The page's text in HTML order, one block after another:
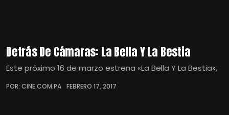
Detrás De Cámaras: La Bella Y La Bestia
Este próximo 16 de marzo estrena «La Bella Y La Bestia»,
POR: CINE.COM.PA FEBRERO 17, 2017